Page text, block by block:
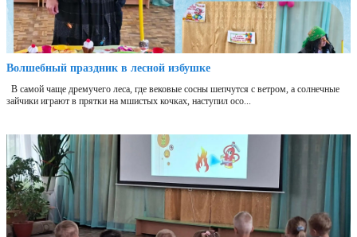
Волшебный праздник в лесной избушке
В самой чаще дремучего леса, где вековые сосны шепчутся с ветром, а солнечные
зайчики играют в прятки на мшистых кочках, наступил осо...